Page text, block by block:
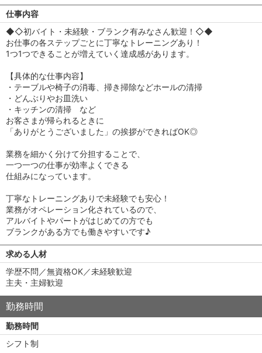
仕事内容
◆◇初バイト・未経験・ブランク有みなさん歓迎！◇◆
お仕事の各ステップごとに丁寧なトレーニングあり！
1つ1つできることが増えていく達成感があります。
【具体的な仕事内容】
・テーブルや椅子の消毒、掃き掃除などホールの清掃
・どんぶりやお皿洗い
・キッチンの清掃 など
お客さまが帰られるときに
「ありがとうございました」の挨拶ができればOK◎
業務を細かく分けて分担することで、
一つ一つの仕事が効率よくできる
仕組みになっています。
丁寧なトレーニングありで未経験でも安心！
業務がオペレーション化されているので、
アルバイトやパートがはじめての方でも
ブランクがある方でも働きやすいです♪
求める人材
学歴不問／無資格OK／未経験歓迎
主夫・主婦歓迎
勤務時間
勤務時間
シフト制